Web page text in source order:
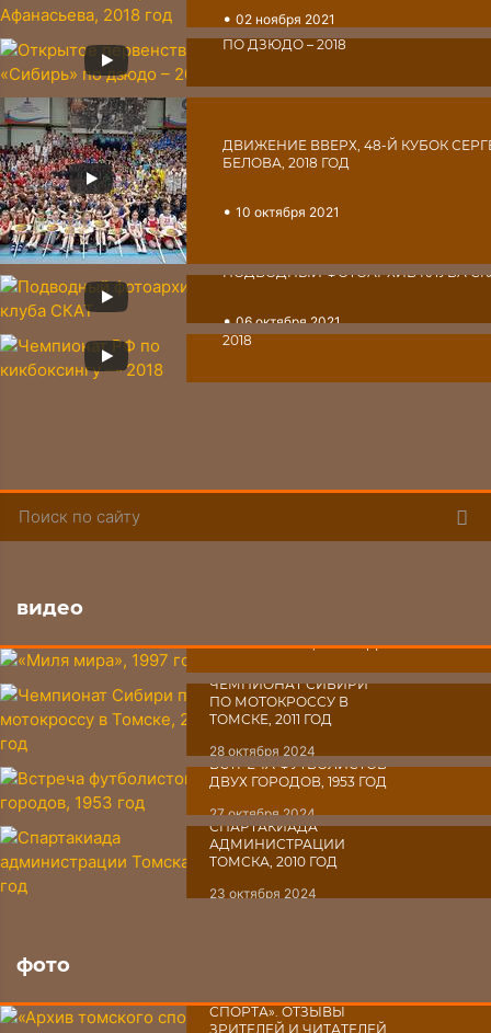
•02 ноября 2021
ОТКРЫТОЕ ПЕРВЕНСТВО СК
ПО ДЗЮДО – 2018
•31 октября 2021
ДВИЖЕНИЕ ВВЕРХ, 48-Й КУБОК
БЕЛОВА, 2018 ГОД
•10 октября 2021
ПОДВОДНЫЙ ФОТОАРХИВ КЛУБА
•06 октября 2021
ЧЕМПИОНАТ РФ ПО КИКБОКСИНГУ
2018
•
видео
«МИЛЯ МИРА», 1997 ГОД
30 октября 2024
ЧЕМПИОНАТ СИБИРИ
ПО МОТОКРОССУ В
ТОМСКЕ, 2011 ГОД
28 октября 2024
ВСТРЕЧА ФУТБОЛИСТОВ
ДВУХ ГОРОДОВ, 1953 ГОД
27 октября 2024
СПАРТАКИАДА
АДМИНИСТРАЦИИ
ТОМСКА, 2010 ГОД
23 октября 2024
фото
СПОРТА». ОТЗЫВЫ
ЗРИТЕЛЕЙ И ЧИТАТЕЛЕЙ